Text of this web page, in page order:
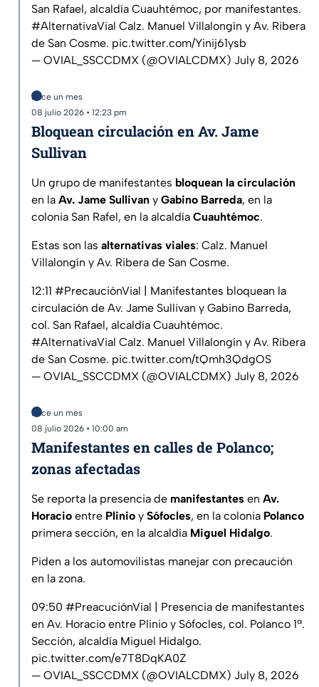
San Rafael, alcaldía Cuauhtémoc, por manifestantes.
#AlternativaVial Calz. Manuel Villalongín y Av. Ribera
de San Cosme. pic.twitter.com/Yinij61ysb
— OVIAL_SSCCDMX (@OVIALCDMX) July 8, 2026
Hace un mes
08 julio 2026 • 12:23 pm
Bloquean circulación en Av. Jame
Sullivan
Un grupo de manifestantes bloquean la circulación
en la Av. Jame Sullivan y Gabino Barreda, en la
colonia San Rafel, en la alcaldía Cuauhtémoc.
Estas son las alternativas viales: Calz. Manuel
Villalongín y Av. Ribera de San Cosme.
12:11 #PrecauciónVial | Manifestantes bloquean la
circulación de Av. Jame Sullivan y Gabino Barreda,
col. San Rafael, alcaldía Cuauhtémoc.
#AlternativaVial Calz. Manuel Villalongín y Av. Ribera
de San Cosme. pic.twitter.com/tQmh3QdgOS
— OVIAL_SSCCDMX (@OVIALCDMX) July 8, 2026
Hace un mes
08 julio 2026 • 10:00 am
Manifestantes en calles de Polanco;
zonas afectadas
Se reporta la presencia de manifestantes en Av.
Horacio entre Plinio y Sófocles, en la colonia Polanco
primera sección, en la alcaldía Miguel Hidalgo.
Piden a los automovilistas manejar con precaución
en la zona.
09:50 #PreacuciónVial | Presencia de manifestantes
en Av. Horacio entre Plinio y Sófocles, col. Polanco 1ª.
Sección, alcaldía Miguel Hidalgo.
pic.twitter.com/e7T8DqKA0Z
— OVIAL_SSCCDMX (@OVIALCDMX) July 8, 2026